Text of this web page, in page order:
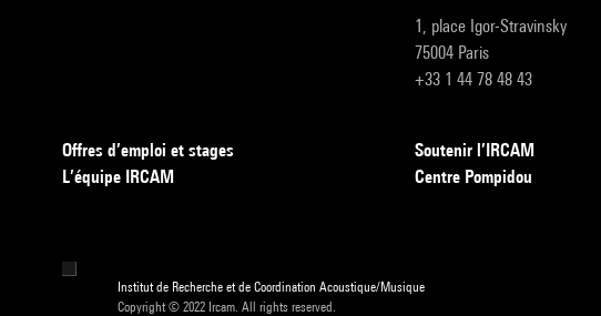
1, place Igor-Stravinsky
75004 Paris
+33 1 44 78 48 43
Offres d’emploi et stages
L’équipe IRCAM
Soutenir l’IRCAM
Centre Pompidou
Institut de Recherche et de Coordination Acoustique/Musique
Copyright © 2022 Ircam. All rights reserved.